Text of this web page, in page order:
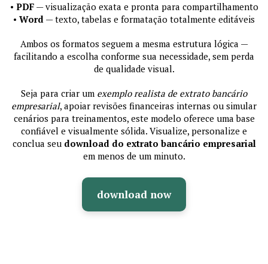
• PDF— visualização exata e pronta para compartilhamento
• Word — texto, tabelas e formatação totalmente editáveis
Ambos os formatos seguem a mesma estrutura lógica —
facilitando a escolha conforme sua necessidade, sem perda
de qualidade visual.
Seja para criar um exemplo realista de extrato bancário
empresarial, apoiar revisões financeiras internas ou simular
cenários para treinamentos, este modelo oferece uma base
confiável e visualmente sólida. Visualize, personalize e
conclua seu download do extrato bancário empresarial
em menos de um minuto.
download now